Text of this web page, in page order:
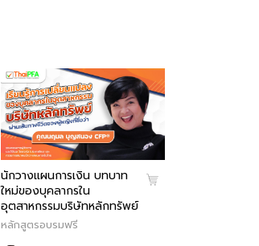
นักวางแผนการเงิน บทบาท
ใหม่ของบุคลากรใน
อุตสาหกรรมบริษัทหลักทรัพย์
หลักสูตรอบรมฟรี